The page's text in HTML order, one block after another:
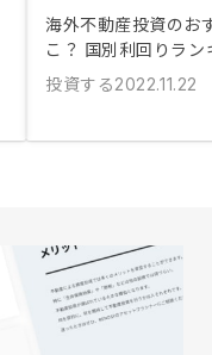
海外不動産投資のお
こ？ 国別利回りラン
投資する2022.11.22